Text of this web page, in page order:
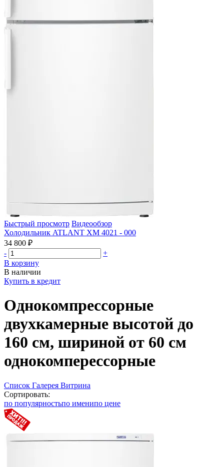
Быстрый просмотр Видеообзор
Холодильник ATLANT ХМ 4021 - 000
34 800 ₽
-
+
В корзину
В наличии
Купить в кредит
Однокомпрессорные
двухкамерные высотой до
160 см, шириной от 60 см
однокомперессорные
Список Галерея Витрина
Сортировать:
по популярностьпо именипо цене